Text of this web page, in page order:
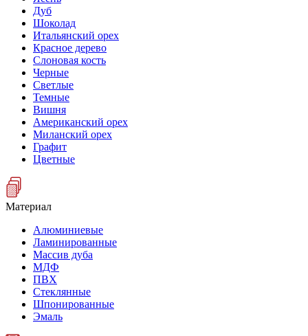
Дуб
Шоколад
Итальянский орех
Красное дерево
Слоновая кость
Черные
Светлые
Темные
Вишня
Американский орех
Миланский орех
Графит
Цветные
Материал
Алюминиевые
Ламинированные
Массив дуба
МДФ
ПВХ
Стеклянные
Шпонированные
Эмаль